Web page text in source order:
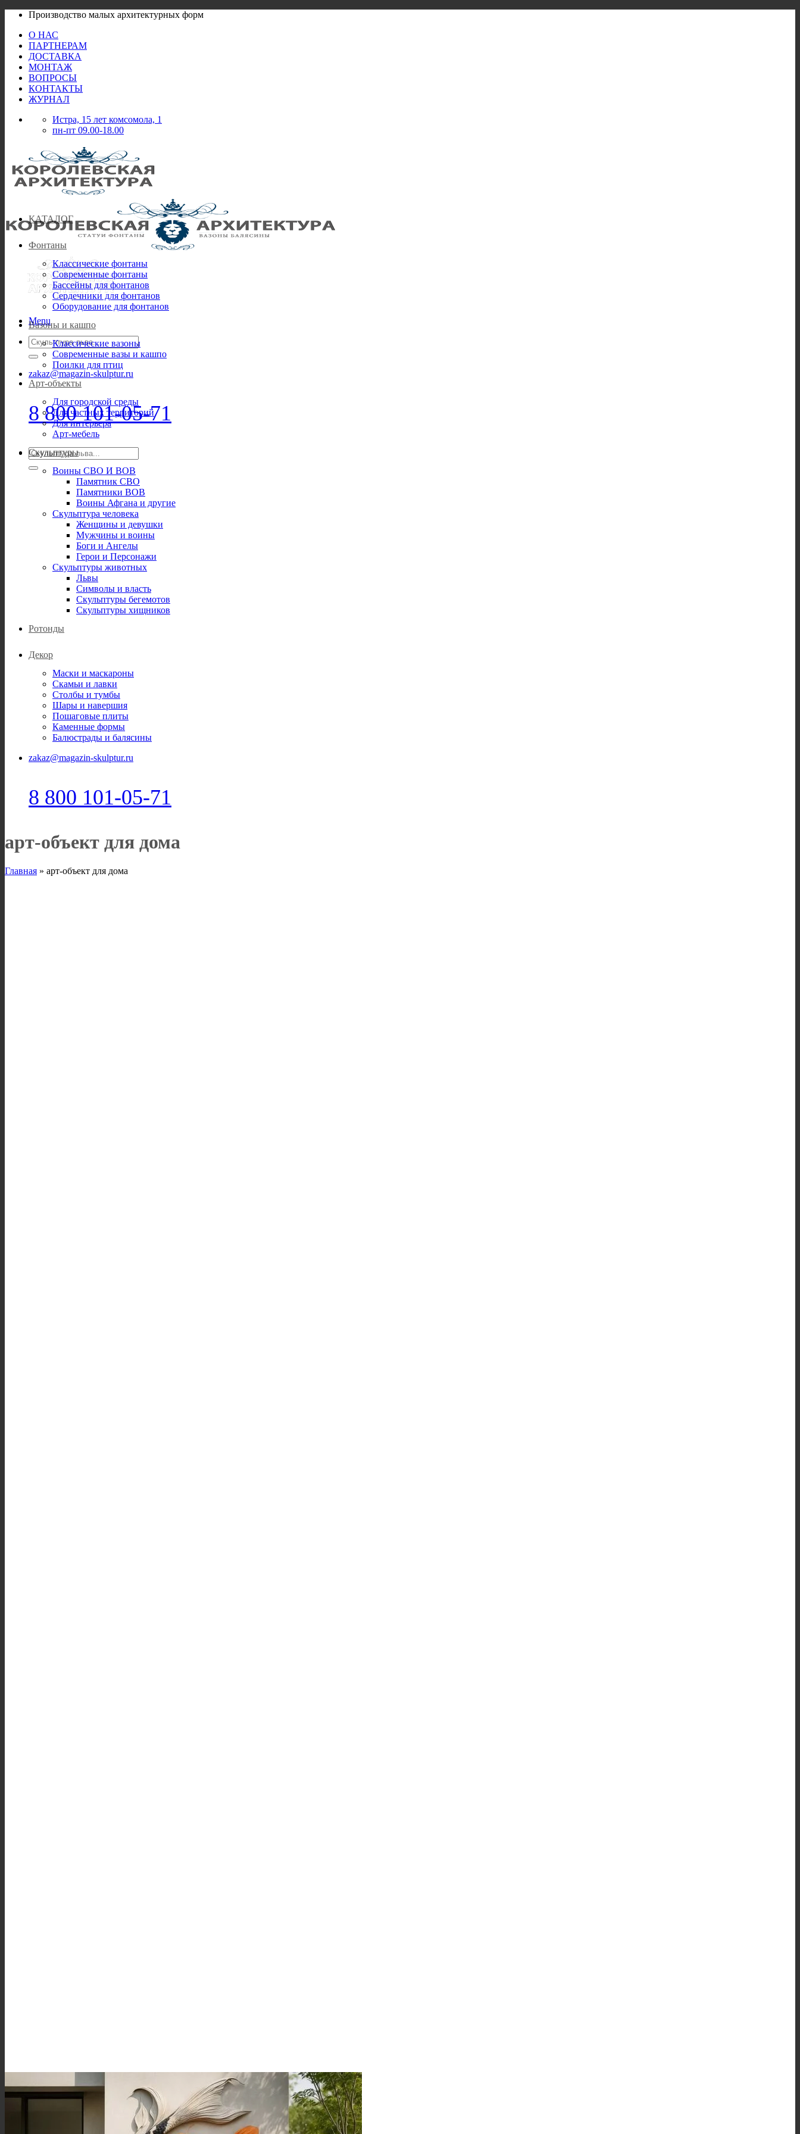
Skip
content
Производство малых архитектурных форм
О НАС
ПАРТНЕРАМ
ДОСТАВКА
МОНТАЖ
ВОПРОСЫ
КОНТАКТЫ
ЖУРНАЛ
Истра, 15 лет комсомола, 1
пн-пт 09.00-18.00
Menu
Искать:
zakaz@magazin-skulptur.ru
8 800 101-05-71
Искать:
КАТАЛОГ
Фонтаны
Классические фонтаны
Современные фонтаны
Бассейны для фонтанов
Сердечники для фонтанов
Оборудование для фонтанов
Вазоны и кашпо
Классические вазоны
Современные вазы и кашпо
Поилки для птиц
Арт-объекты
Для городской среды
Для частных территорий
Для интерьера
Арт-мебель
Скульптуры
Воины СВО И ВОВ
Памятник СВО
Памятники ВОВ
Воины Афгана и другие
Скульптура человека
Женщины и девушки
Мужчины и воины
Боги и Ангелы
Герои и Персонажи
Скульптуры животных
Львы
Символы и власть
Скульптуры бегемотов
Скульптуры хищников
Ротонды
Декор
Маски и маскароны
Скамьи и лавки
Столбы и тумбы
Шары и навершия
Пошаговые плиты
Каменные формы
Балюстрады и балясины
zakaz@magazin-skulptur.ru
8 800 101-05-71
арт-объект для дома
Главная » арт-объект для дома